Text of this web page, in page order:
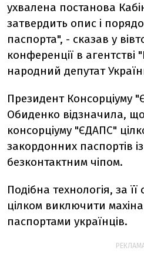
ухвалена постанова
затвердить опис і
паспорта", - сказав у
конференції в агентстві
народний депутат
Президент Консорціуму
Обиденко відзначила,
консорціуму "ЄДАПС"
закордонних паспортів
безконтактним чіпом.
Подібна технологія, за
цілком виключити
паспортами українців.